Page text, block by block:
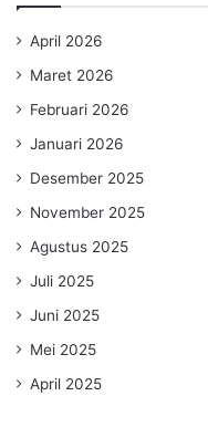
April 2026
Maret 2026
Februari 2026
Januari 2026
Desember 2025
November 2025
Agustus 2025
Juli 2025
Juni 2025
Mei 2025
April 2025